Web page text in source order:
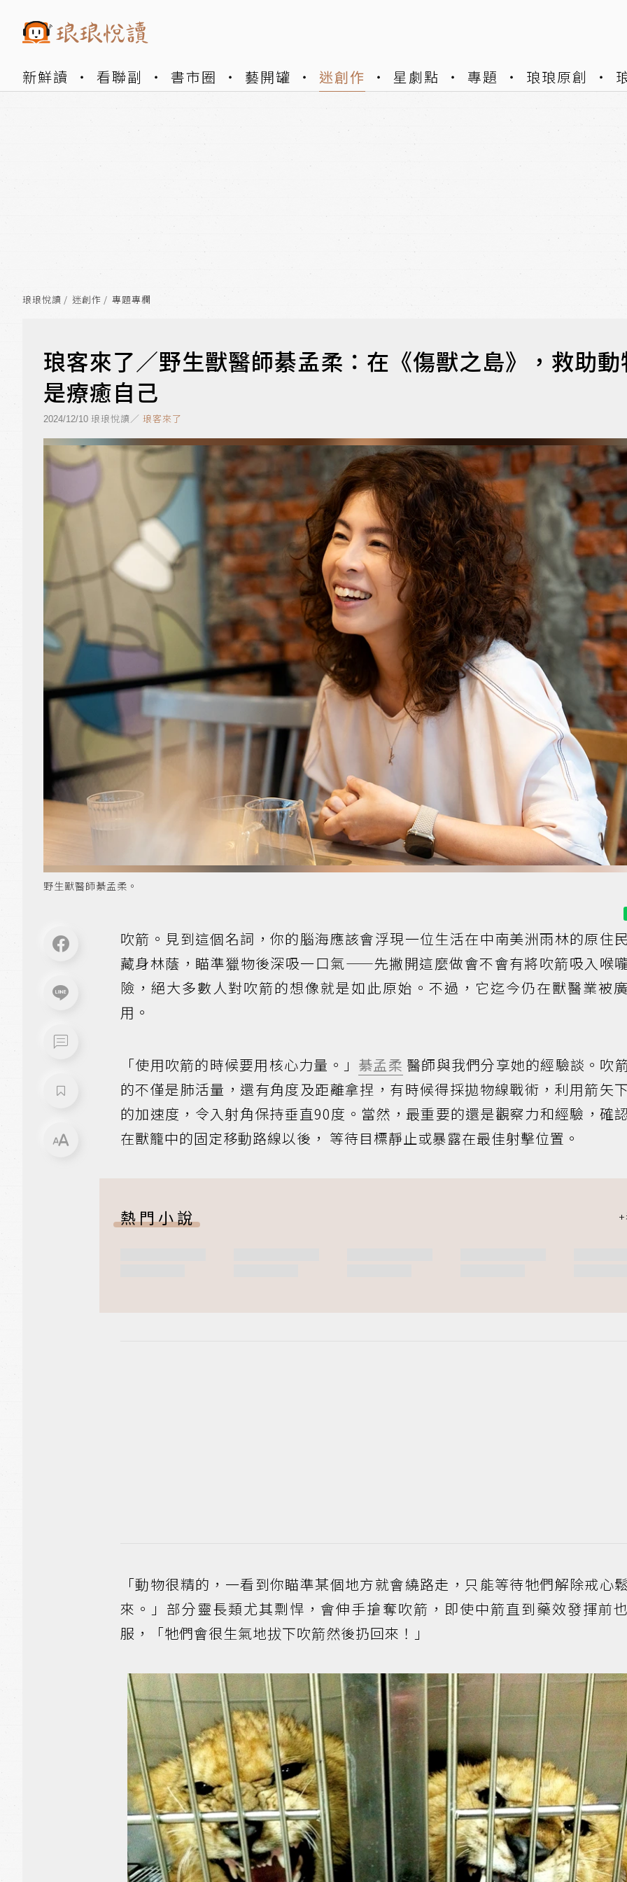
新鮮讀 看聯副 書市圈 藝開罐 迷創作 星劇點 專題 琅琅原創
琅琅悅讀 迷創作 專題專欄
琅客來了／野生獸醫師綦孟柔：在《傷獸之島》，救助
是療癒自己
2024/12/10 琅琅悅讀／ 琅客來了
野生獸醫師綦孟柔。
吹箭。見到這個名詞，你的腦海應該會浮現一位生活在中南美洲雨林的原住
藏身林蔭，瞄準獵物後深吸一口氣——先撇開這麼做會不會有將吹箭吸入喉
險，絕大多數人對吹箭的想像就是如此原始。不過，它迄今仍在獸醫業被
用。
「使用吹箭的時候要用核心力量。」 綦孟柔 醫師與我們分享她的經驗談。吹
的不僅是肺活量，還有角度及距離拿捏，有時候得採拋物線戰術，利用箭矢
的加速度，令入射角保持垂直90度。當然，最重要的還是觀察力和經驗，確
在獸籠中的固定移動路線以後， 等待目標靜止或暴露在最佳射擊位置。
熱門小說
「動物很精的，一看到你瞄準某個地方就會繞路走，只能等待牠們解除戒心
來。」部分靈長類尤其剽悍，會伸手搶奪吹箭，即使中箭直到藥效發揮前
服，「牠們會很生氣地拔下吹箭然後扔回來！」